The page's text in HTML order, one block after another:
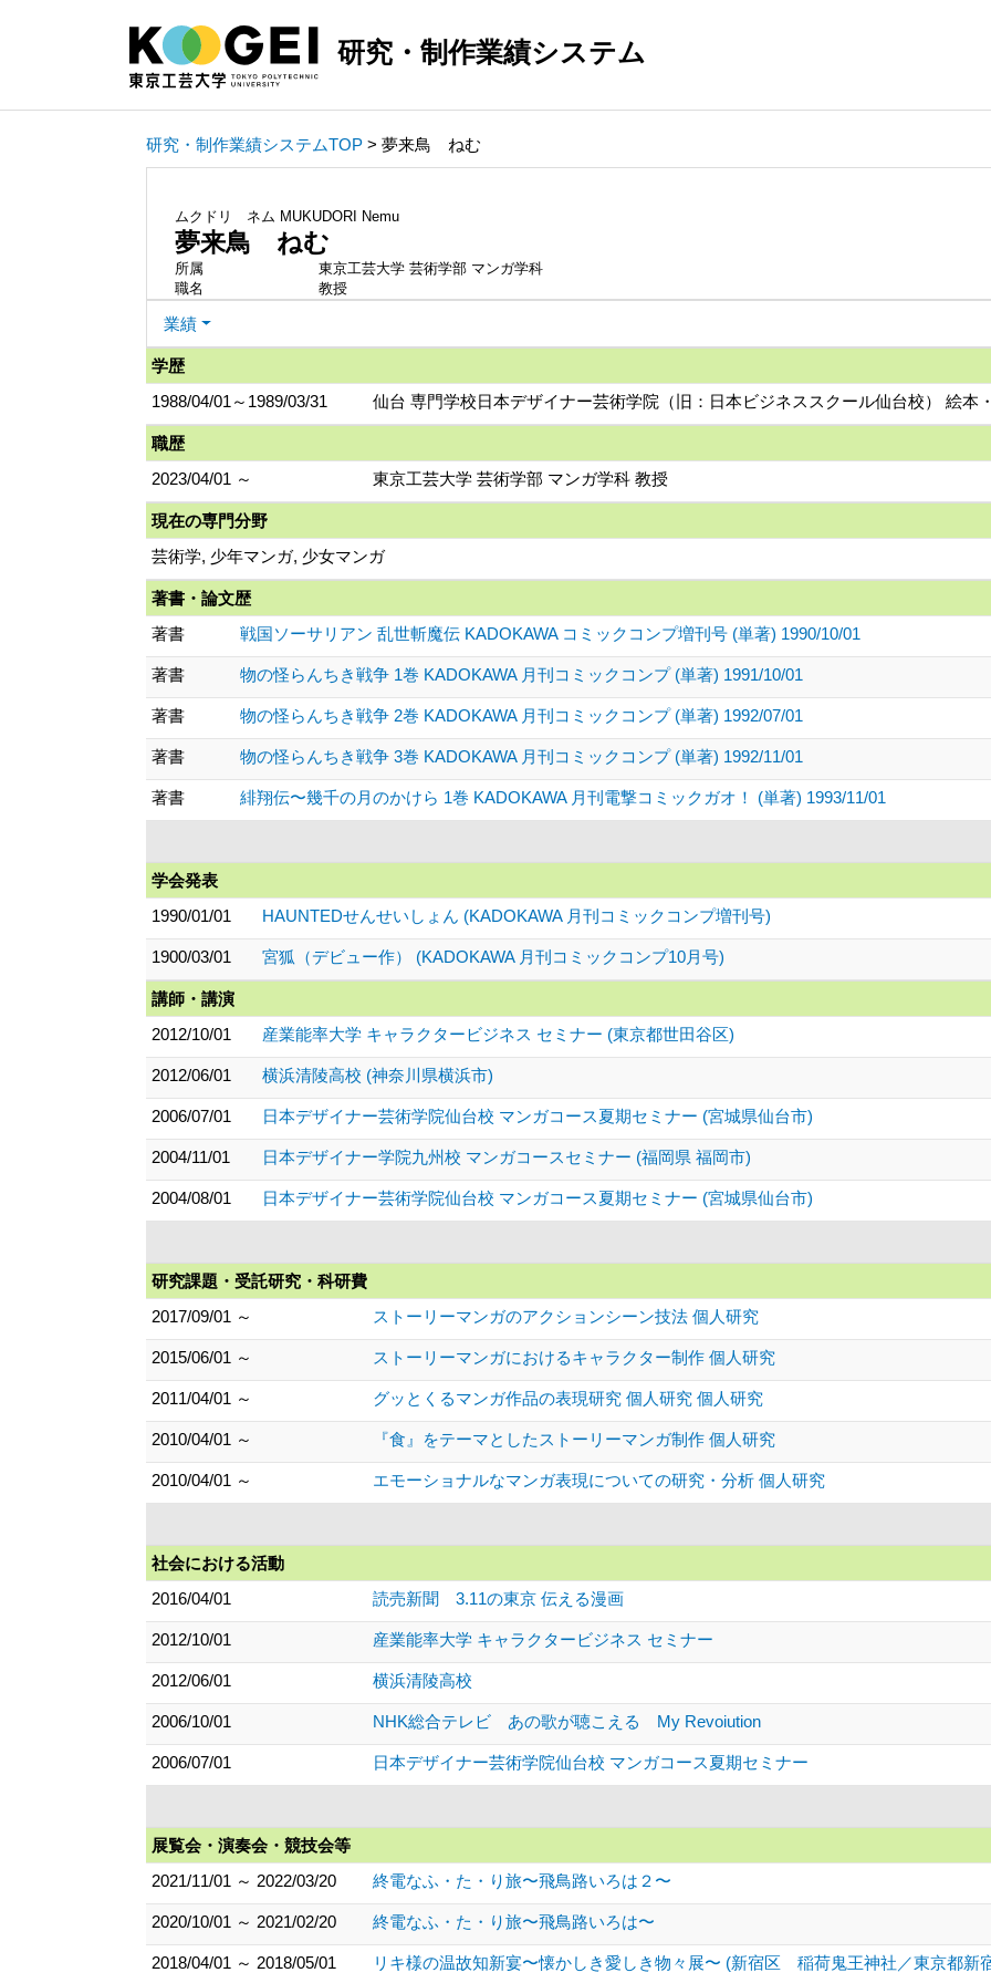
研究・制作業績システム
研究・制作業績システムTOP > 夢来鳥 ねむ
ムクドリ ネム MUKUDORI Nemu
夢来鳥 ねむ
所属
東京工芸大学 芸術学部 マンガ学科
職名
教授
業績
学歴
1988/04/01～1989/03/31
仙台 専門学校日本デザイナー芸術学院（旧：日本ビジネススクール仙台校） 絵本
職歴
2023/04/01 ～
東京工芸大学 芸術学部 マンガ学科 教授
現在の専門分野
芸術学, 少年マンガ, 少女マンガ
著書・論文歴
著書
戦国ソーサリアン 乱世斬魔伝 KADOKAWA コミックコンプ増刊号 (単著) 1990/10/01
著書 物の怪らんちき戦争 1巻 KADOKAWA 月刊コミックコンプ (単著) 1991/10/01
著書 物の怪らんちき戦争 2巻 KADOKAWA 月刊コミックコンプ (単著) 1992/07/01
著書 物の怪らんちき戦争 3巻 KADOKAWA 月刊コミックコンプ (単著) 1992/11/01
著書 緋翔伝〜幾千の月のかけら 1巻 KADOKAWA 月刊電撃コミックガオ！ (単著) 1993/11/01
学会発表
1990/01/01
HAUNTEDせんせいしょん (KADOKAWA 月刊コミックコンプ増刊号)
1900/03/01 宮狐（デビュー作） (KADOKAWA 月刊コミックコンプ10月号)
講師・講演
2012/10/01
産業能率大学 キャラクタービジネス セミナー (東京都世田谷区)
2012/06/01 横浜清陵高校 (神奈川県横浜市)
2006/07/01 日本デザイナー芸術学院仙台校 マンガコース夏期セミナー (宮城県仙台市)
2004/11/01 日本デザイナー学院九州校 マンガコースセミナー (福岡県 福岡市)
2004/08/01 日本デザイナー芸術学院仙台校 マンガコース夏期セミナー (宮城県仙台市)
研究課題・受託研究・科研費
2017/09/01 ～
ストーリーマンガのアクションシーン技法 個人研究
2015/06/01 ～ ストーリーマンガにおけるキャラクター制作 個人研究
2011/04/01 ～ グッとくるマンガ作品の表現研究 個人研究 個人研究
2010/04/01 ～ 『食』をテーマとしたストーリーマンガ制作 個人研究
2010/04/01 ～ エモーショナルなマンガ表現についての研究・分析 個人研究
社会における活動
2016/04/01
読売新聞 3.11の東京 伝える漫画
2012/10/01 産業能率大学 キャラクタービジネス セミナー
2012/06/01 横浜清陵高校
2006/10/01 NHK総合テレビ あの歌が聴こえる My Revoiution
2006/07/01 日本デザイナー芸術学院仙台校 マンガコース夏期セミナー
展覧会・演奏会・競技会等
2021/11/01 ～ 2022/03/20
終電なふ・た・り旅〜飛鳥路いろは２〜
2020/10/01 ～ 2021/02/20 終電なふ・た・り旅〜飛鳥路いろは〜
2018/04/01 ～ 2018/05/01 リキ様の温故知新宴〜懐かしき愛しき物々展〜 (新宿区 稲荷鬼王神社／東京都新